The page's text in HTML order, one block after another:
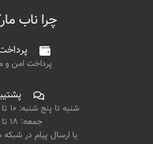
چرا ناب
پرداخت امن
شنبه تا پنج شنبه: ۱۰ تا ۱۳ و ۱۷ تا ۲۱
جمعه: ۱۸ تا ۲۱
یا ارسال پیام در